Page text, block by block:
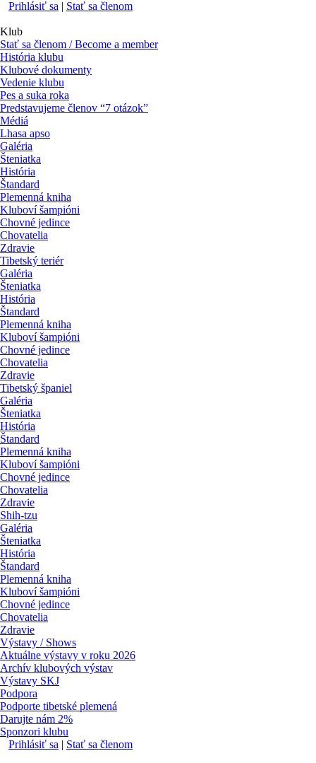
Prihlásiť sa | Stať sa členom
Klub
Stať sa členom / Become a member
História klubu
Klubové dokumenty
Vedenie klubu
Pes a suka roka
Predstavujeme členov “7 otázok”
Médiá
Lhasa apso
Galéria
Šteniatka
História
Štandard
Plemenná kniha
Kluboví šampióni
Chovné jedince
Chovatelia
Zdravie
Tibetský teriér
Galéria
Šteniatka
História
Štandard
Plemenná kniha
Kluboví šampióni
Chovné jedince
Chovatelia
Zdravie
Tibetský španiel
Galéria
Šteniatka
História
Štandard
Plemenná kniha
Kluboví šampióni
Chovné jedince
Chovatelia
Zdravie
Shih-tzu
Galéria
Šteniatka
História
Štandard
Plemenná kniha
Kluboví šampióni
Chovné jedince
Chovatelia
Zdravie
Výstavy / Shows
Aktuálne výstavy v roku 2026
Archív klubových výstav
Výstavy SKJ
Podpora
Podporte tibetské plemená
Darujte nám 2%
Sponzori klubu
Prihlásiť sa | Stať sa členom